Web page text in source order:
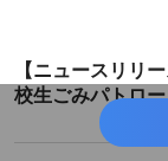
【ニュースリリ
校生ごみパトロ